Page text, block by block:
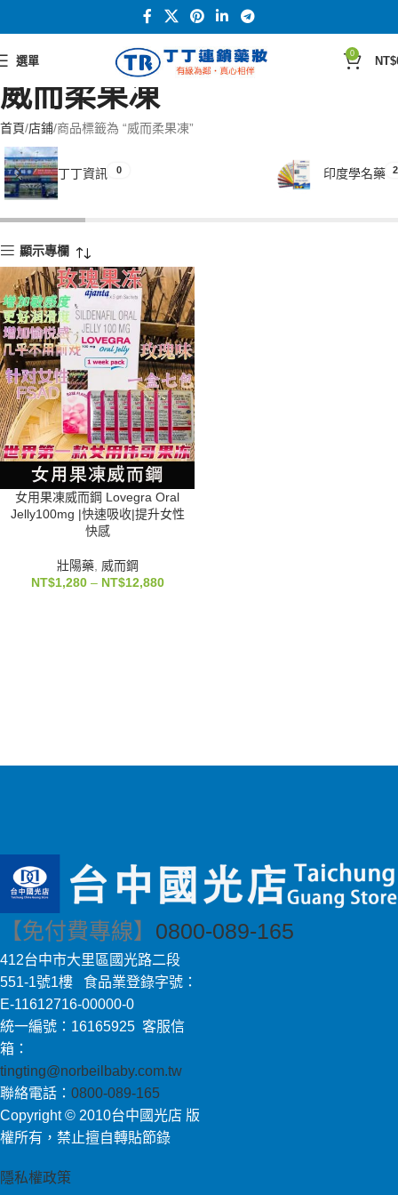
選單
0
NT$
威而柔果凍
首頁 店鋪 商品標籤為 “威而柔果凍”
丁丁資訊 0 印度學名藥
顯示專欄
女用果凍威而鋼 Lovegra Oral
Jelly100mg |快速吸收|提升女性
快感
壯陽藥, 威而鋼
NT$1,280 – NT$12,880
【免付費專線】 0800-089-165
412台中市大里區國光路二段
551-1號1樓 食品業登錄字號：
E-11612716-00000-0
統一編號：16165925 客服信
箱：
tingting@norbeilbaby.com.tw
聯絡電話： 0800-089-165
Copyright © 2010台中國光店 版
權所有，禁止擅自轉貼節錄
隱私權政策